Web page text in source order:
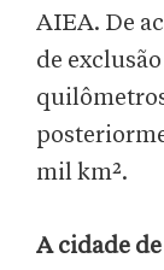
AIEA. De
de
mil km².
A cidade